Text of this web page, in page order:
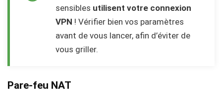
sensibles utilisent votre connexion
VPN ! Vérifier bien vos paramètres
avant de vous lancer, afin d’éviter de
vous griller.
Pare-feu NAT